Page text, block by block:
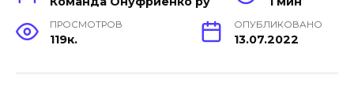
ПРОСМОТРОВ
119к.
ОПУБЛИКОВАНО
13.07.2022